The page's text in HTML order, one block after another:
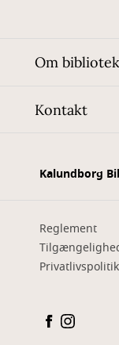
Om
Kontakt
Kalundborg
Reglement
Privatlivspolitik